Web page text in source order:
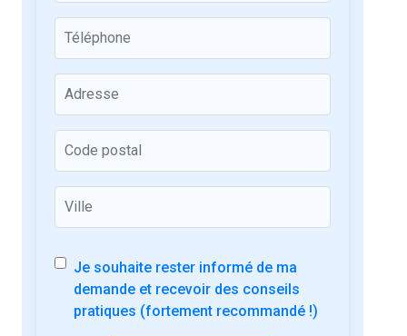
Je souhaite rester informé de ma
demande et recevoir des conseils
pratiques (fortement recommandé !)